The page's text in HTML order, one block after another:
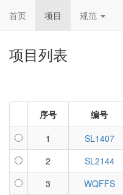
首页 项目 规范
项目列表
序号 编号
1
SL1407
2
SL2144
3
WQFFS